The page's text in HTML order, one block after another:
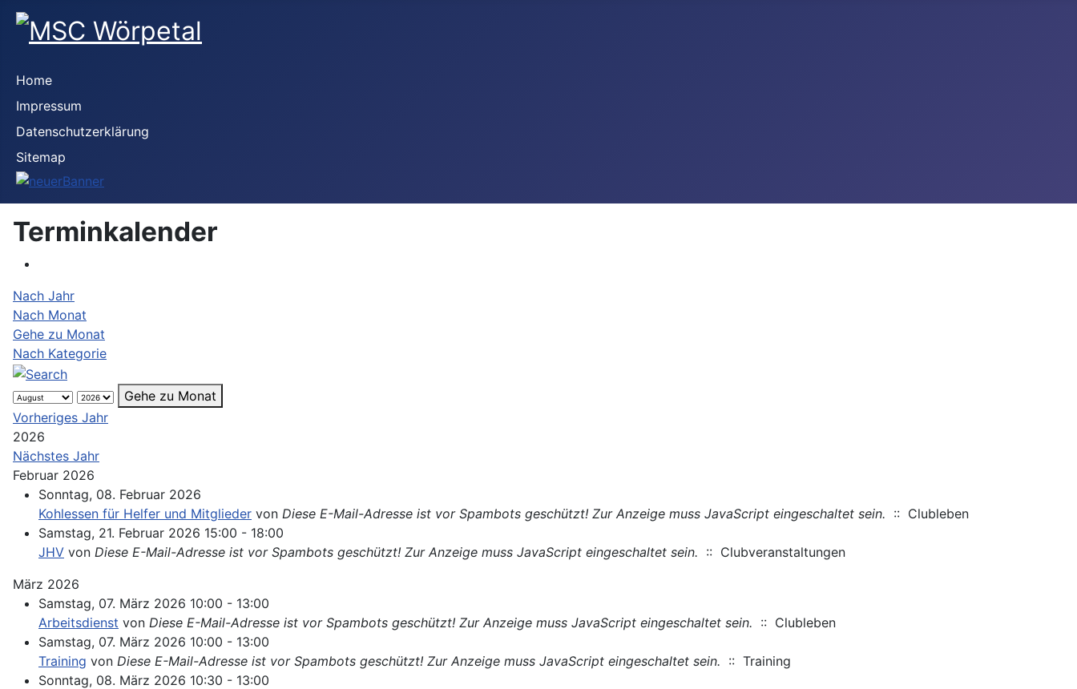
Home
Impressum
Datenschutzerklärung
Sitemap
Terminkalender
Nach Jahr
Nach Monat
Gehe zu Monat
Nach Kategorie
Gehe zu Monat
Vorheriges Jahr
2026
Nächstes Jahr
Februar 2026
Sonntag, 08. Februar 2026
Kohlessen für Helfer und Mitglieder von Diese E-Mail-Adresse ist vor Spambots geschützt! Zur Anzeige muss JavaScript eingeschaltet sein. :: Clubleben
Samstag, 21. Februar 2026 15:00 - 18:00
JHV von Diese E-Mail-Adresse ist vor Spambots geschützt! Zur Anzeige muss JavaScript eingeschaltet sein. :: Clubveranstaltungen
März 2026
Samstag, 07. März 2026 10:00 - 13:00
Arbeitsdienst von Diese E-Mail-Adresse ist vor Spambots geschützt! Zur Anzeige muss JavaScript eingeschaltet sein. :: Clubleben
Samstag, 07. März 2026 10:00 - 13:00
Training von Diese E-Mail-Adresse ist vor Spambots geschützt! Zur Anzeige muss JavaScript eingeschaltet sein. :: Training
Sonntag, 08. März 2026 10:30 - 13:00